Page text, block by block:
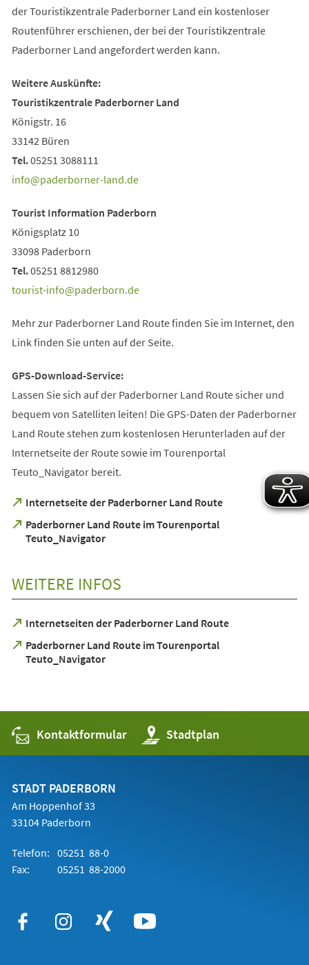
der Touristikzentrale Paderborner Land ein kostenloser
Routenführer erschienen, der bei der Touristikzentrale
Paderborner Land angefordert werden kann.
Weitere Auskünfte:
Touristikzentrale Paderborner Land
Königstr. 16
33142 Büren
Tel.05251 3088111
info
paderborner-land de
Tourist Information Paderborn
Königsplatz 10
33098 Paderborn
Tel.05251 8812980
tourist-info
paderborn de
Mehr zur Paderborner Land Route finden Sie im Internet, den
Link finden Sie unten auf der Seite.
GPS-Download-Service:
Lassen Sie sich auf der Paderborner Land Route sicher und
bequem von Satelliten leiten! Die GPS-Daten der Paderborner
Land Route stehen zum kostenlosen Herunterladen auf der
Internetseite der Route sowie im Tourenportal
Teuto_Navigator bereit.
Internetseite der Paderborner Land Route
(Öffnet
einem
neuen
Paderborner Land Route im Tourenportal
Teuto_Navigator
(Öffnet
neuen
Tab)
WEITERE INFOS
Internetseiten der Paderborner Land Route
(Öffnet
einem
neuen
Paderborner Land Route im Tourenportal
Teuto_Navigator
(Öffnet
Tab)
Kontaktformular Stadtplan
(Öffnet
in
einem
STADT PADERBORN
Am Hoppenhof 33
33104 Paderborn
Telefon: 05251 88-0
Fax:
05251 88-2000